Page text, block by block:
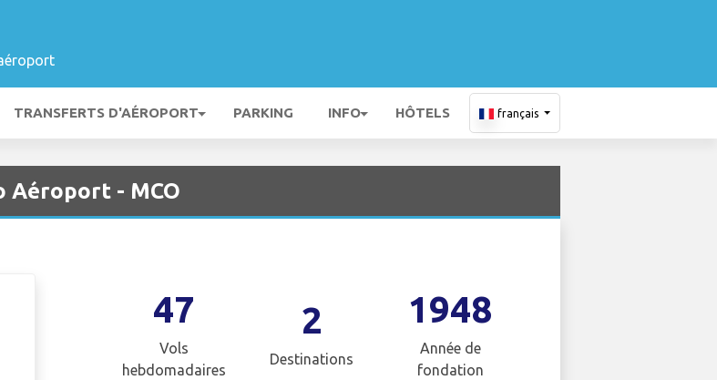
TRANSFERTS D'AÉROPORT PARKING INFO HÔTELS français
Aéroport - MCO
47
Vols
hebdomadaires
2
Destinations
1948
Année de
fondation